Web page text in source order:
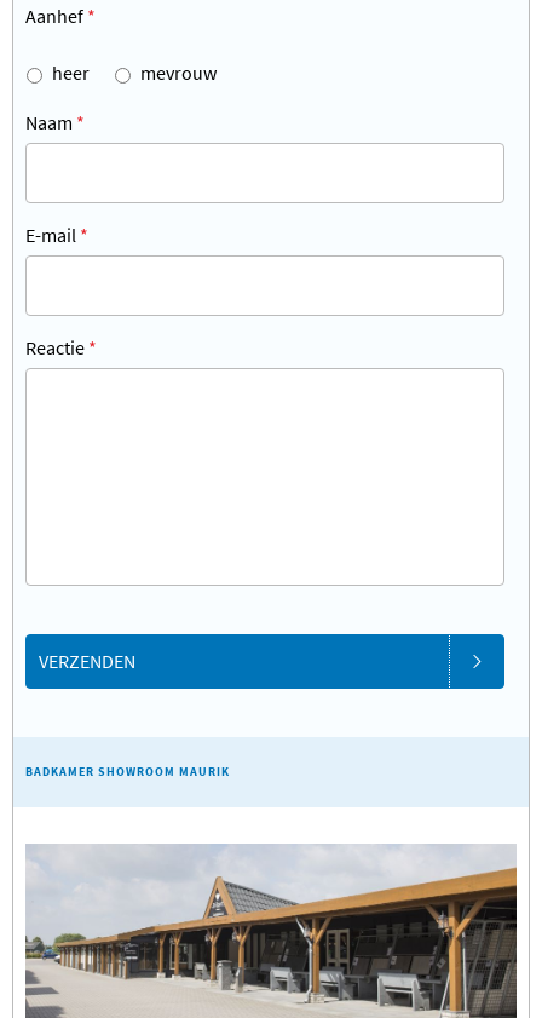
Aanhef *
heer mevrouw
Naam *
E-mail *
Reactie *
VERZENDEN
BADKAMER SHOWROOM MAURIK